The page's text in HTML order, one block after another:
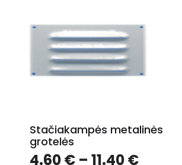
Stačiakampės metalinės
grotelės
4.60€– 11.40€